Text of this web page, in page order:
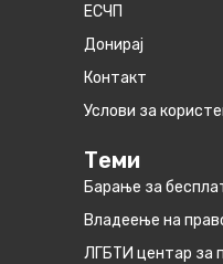
ЕСЧП
Донирај
Контакт
Услови за
Теми
Барање за
Владеење на
ЛГБТИ центар за